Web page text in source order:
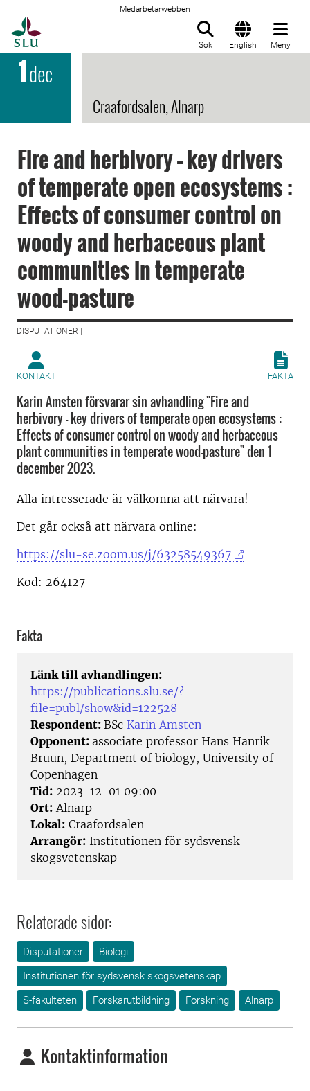
Medarbetarwebben
Sök English Meny
1dec
Craafordsalen, Alnarp
Fire and herbivory – key drivers
of temperate open ecosystems :
Effects of consumer control on
woody and herbaceous plant
communities in temperate
wood-pasture
DISPUTATIONER |
KONTAKT FAKTA
Karin Amsten försvarar sin avhandling "Fire and
herbivory – key drivers of temperate open ecosystems :
Effects of consumer control on woody and herbaceous
plant communities in temperate wood-pasture" den 1
december 2023.
Alla intresserade är välkomna att närvara!
Det går också att närvara online:
https://slu-se.zoom.us/j/63258549367
Kod: 264127
Fakta
Länk till avhandlingen:
https://publications.slu.se/?
file=publ/show&id=122528
Respondent: BSc Karin Amsten
Opponent: associate professor Hans Hanrik
Bruun, Department of biology, University of
Copenhagen
Tid: 2023-12-01 09:00
Ort: Alnarp
Lokal: Craafordsalen
Arrangör: Institutionen för sydsvensk
skogsvetenskap
Relaterade sidor:
Disputationer
Biologi
Institutionen för sydsvensk skogsvetenskap
S-fakulteten
Forskarutbildning Forskning Alnarp
Kontaktinformation